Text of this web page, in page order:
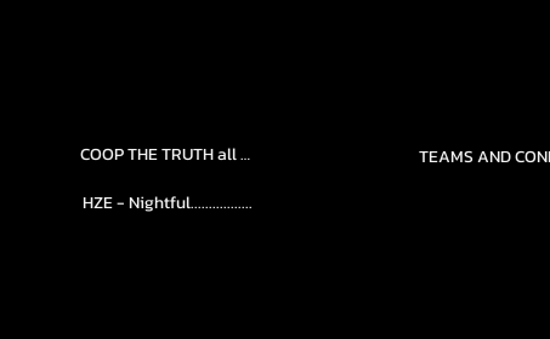
COOP THE TRUTH all Kits.....
HZE - Nightful.................